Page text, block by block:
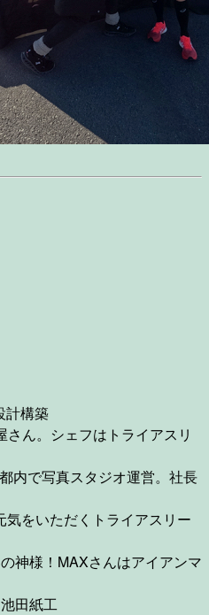
計構築
ん。シェフはトライアスリ
内で写真スタジオ運営。社長
をいただくトライアスリー
様！MAXさんはアイアンマ
田紙工